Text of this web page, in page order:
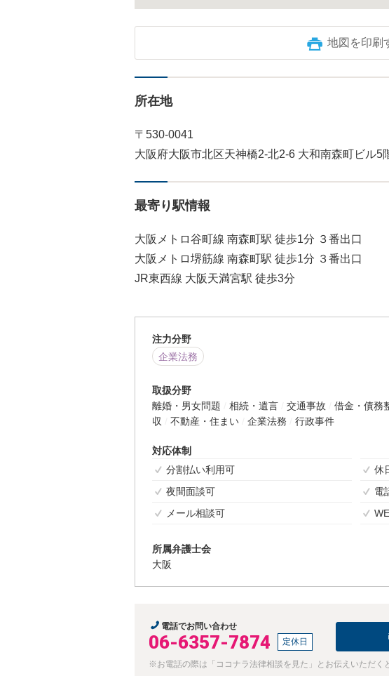
地図を印刷
所在地
〒530-0041
大阪府大阪市北区天神橋2-北2-6 大和南森町ビル5
最寄り駅情報
大阪メトロ谷町線 南森町駅 徒歩1分 ３番出口
大阪メトロ堺筋線 南森町駅 徒歩1分 ３番出口
JR東西線 大阪天満宮駅 徒歩3分
注力分野
企業法務
取扱分野
離婚・男女問題
相続・遺言 交通事故 借金・債務
収
不動産・住まい 企業法務 行政事件
対応体制
分割払い利用可
休
夜間面談可
電
メール相談可
所属弁護士会
大阪
電話でお問い合わせ
06-6357-7874 定休日
※お電話の際は「ココナラ法律相談を見た」とお伝えいただく